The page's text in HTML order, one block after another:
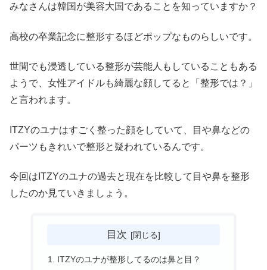
みなさんは韓国が美容大国であることを知っていますか？
高校の卒業記念に整形するほどポップなものらしいです。
世間でも浸透している整形が芸能人もしていることもある
ようで、女性アイドルも綺麗な顔してると「整形では？」
と言われます。
ITZYのユナはすごく整った顔をしていて、目や鼻などの
パーツもきれいで整形と疑われているんです。
今回はITZYのユナの過去と現在を比較して目や鼻を整形
したのか見ていきましょう。
目次
ITZYのユナが整形してるのは鼻と目？